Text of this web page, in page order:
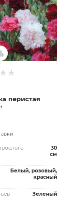
перистая
30
см
Белый, розовый,
красный
Зеленый